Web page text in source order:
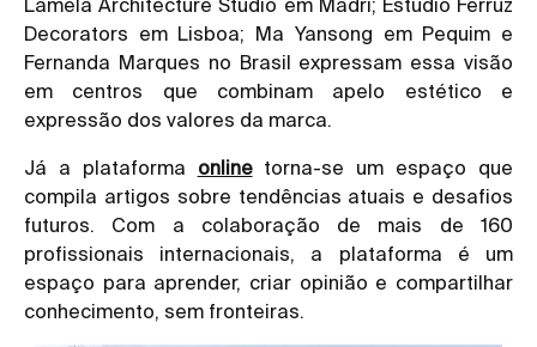
Decorators em Lisboa; Ma Yansong em Pequim e
Fernanda Marques no Brasil expressam essa visão
em centros que combinam apelo estético e
expressão dos valores da marca.
Já a plataforma onlinetorna-se um espaço que
compila artigos sobre tendências atuais e desafios
futuros. Com a colaboração de mais de 160
profissionais internacionais, a plataforma é um
espaço para aprender, criar opinião e compartilhar
conhecimento, sem fronteiras.